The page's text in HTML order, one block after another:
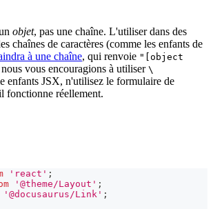
objet, pas une chaîne. L'utiliser dans des
chaînes de caractères (comme les enfants de
à une chaîne, qui renvoie "[object
vous encouragions à utiliser \
enfants JSX, n'utilisez le formulaire de
fonctionne réellement.
'react' ;
'@theme/Layout' ;
'@docusaurus/Link' ;